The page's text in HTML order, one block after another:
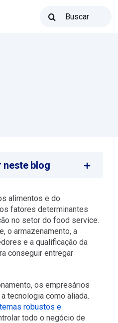
resultados
alimentos e do
fatores determinantes
no setor do food service.
o armazenamento, a
e a qualificação da
conseguir entregar
os empresários
tecnologia como aliada.
robustos e
todo o negócio de
neste blog